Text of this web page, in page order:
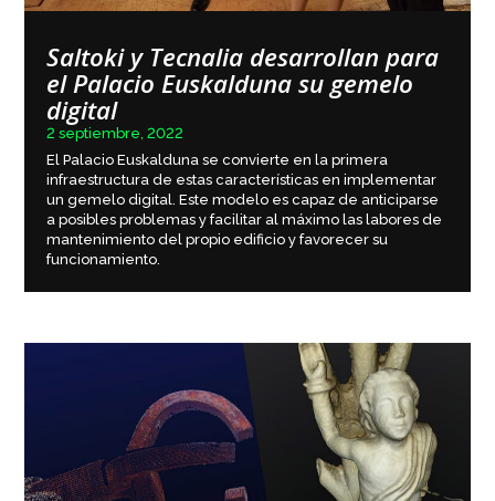
Saltoki y Tecnalia desarrollan para
el Palacio Euskalduna su gemelo
digital
2 septiembre, 2022
El Palacio Euskalduna se convierte en la primera
infraestructura de estas características en implementar
un gemelo digital. Este modelo es capaz de anticiparse
a posibles problemas y facilitar al máximo las labores de
mantenimiento del propio edificio y favorecer su
funcionamiento.